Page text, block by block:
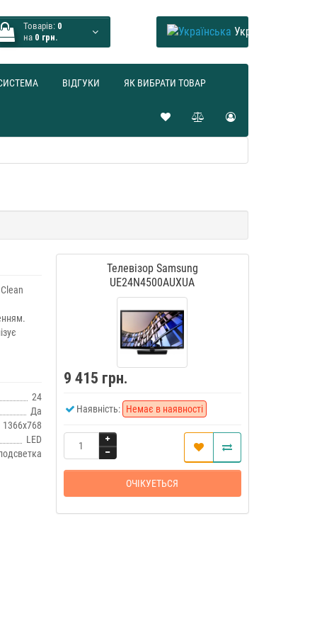
Товарів: 0
на 0 грн. Українська
ВІДГУКИ ЯК ВИБРАТИ ТОВАР
24
Да
1366x768
LED
Телевізор Samsung
UE24N4500AUXUA
9 415 грн.
Наявність: Немає в наявності
ОЧIКУЕТЬСЯ